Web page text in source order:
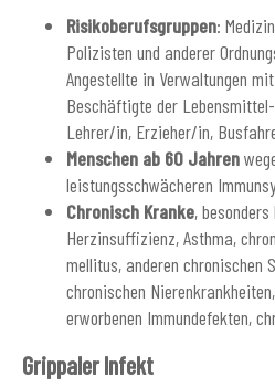
Risikoberufsgruppen:
Polizisten und anderer
Angestellte in Verwaltungen
Beschäftigte der
Lehrer/in, Erzieher/in,
Menschen ab 60 Jahren
leistungsschwächeren
Chronisch Kranke,
Herzinsuffizienz, Asthma,
mellitus, anderen chronischen
chronischen
erworbenen Immundefekten,
Grippaler Infekt